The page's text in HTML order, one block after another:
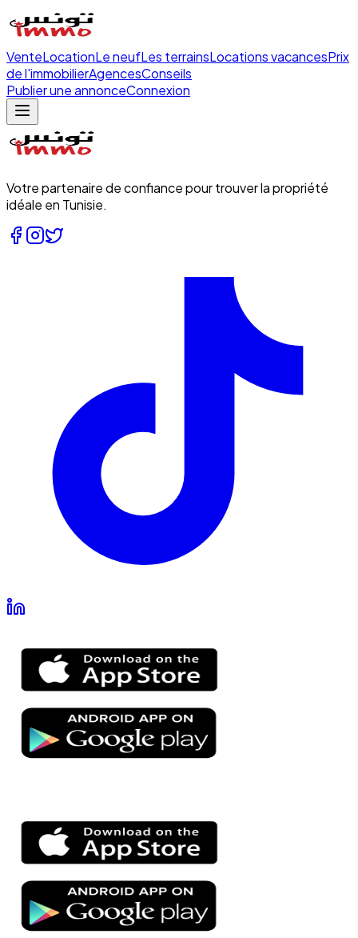
VenteLocationLe neufLes terrainsLocations vacancesPrix
de l'immobilierAgencesConseils
Publier une annonceConnexion
Votre partenaire de confiance pour trouver la propriété
idéale en Tunisie.